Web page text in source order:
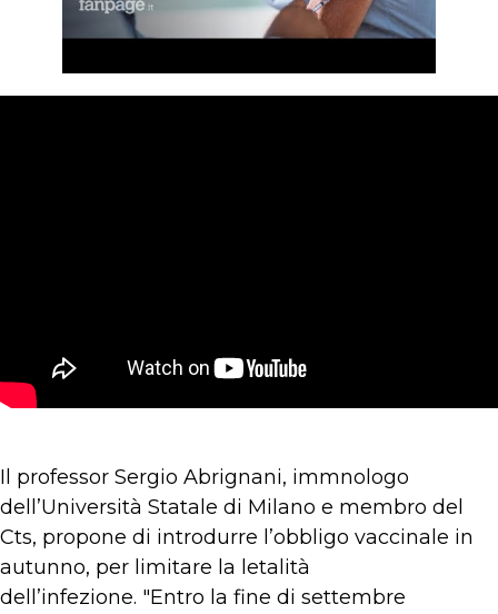
Il professor Sergio Abrignani, immnologo
dell’Università Statale di Milano e membro del
Cts, propone di introdurre l’obbligo vaccinale in
autunno, per limitare la letalità
dell’infezione. "Entro la fine di settembre